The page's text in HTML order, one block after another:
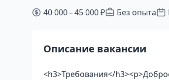
40 000 – 45 000 ₽ Без опыта
Описание вакансии
<h3>Требования</